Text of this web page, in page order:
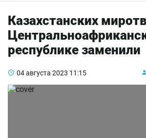
Казахстанских
республике заменили
04 августа 2023 11:15